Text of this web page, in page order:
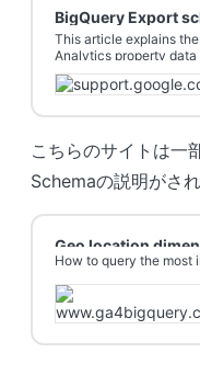
BigQuery Export
This article explains
Analytics property data
data that is exported to
Analytics propert
こちらのサイトは一
Schemaの説明がされ
Geo location
How to query the most
export, like continent,